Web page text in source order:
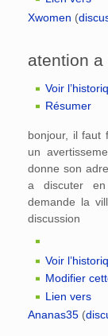
Xwomen (
atention a
Voir
Résumer
bonjour, il faut
un
donne son
a discuter en
demande la
discussion
Voir
Modifier
Lien vers
Ananas35 (